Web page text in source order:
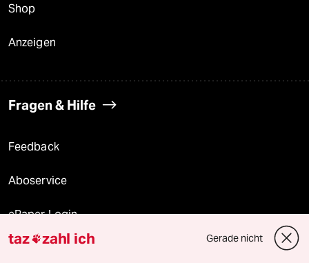
Shop
Anzeigen
Fragen & Hilfe
Feedback
Aboservice
ePaper Login
Downloads für Abonnierende
taz zahl ich Gerade nicht